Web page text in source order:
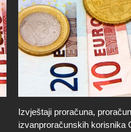
Izvještaji proračuna,
izvanproračunskih korisnika